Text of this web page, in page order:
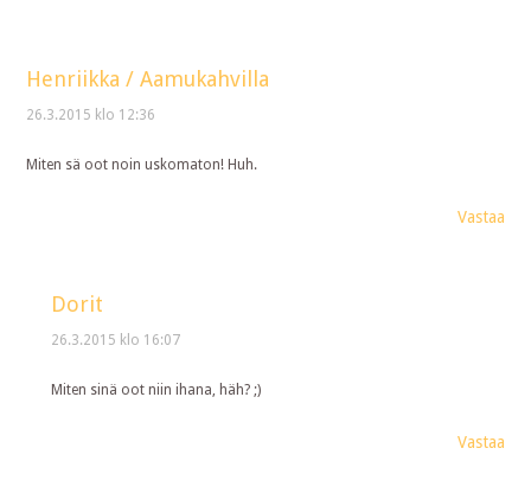
Henriikka / Aamukahvilla
26.3.2015 klo 12:36
Miten sä oot noin uskomaton! Huh.
Vastaa
Dorit
26.3.2015 klo 16:07
Miten sinä oot niin ihana, häh? ;)
Vastaa